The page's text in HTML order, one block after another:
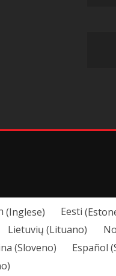
(Inglese) Eesti (
Lietuvių (Lituano)
(Sloveno) Español (
)